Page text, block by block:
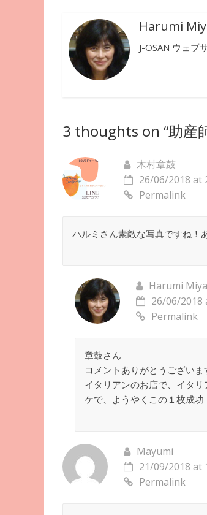
Harumi
J-OSAN ウェブ
3 thoughts on “助産
木村章鼓
26/06/2018 at
Permalink
ハルミさん素敵な写真ですね！
Harumi
26/06/2018
Permalink
章鼓さん
コメントありがとうございま
イタリアンのお店で、イタ
ケで、ようやくこの１枚成功
Mayumi
21/09/2018 at
Permalink